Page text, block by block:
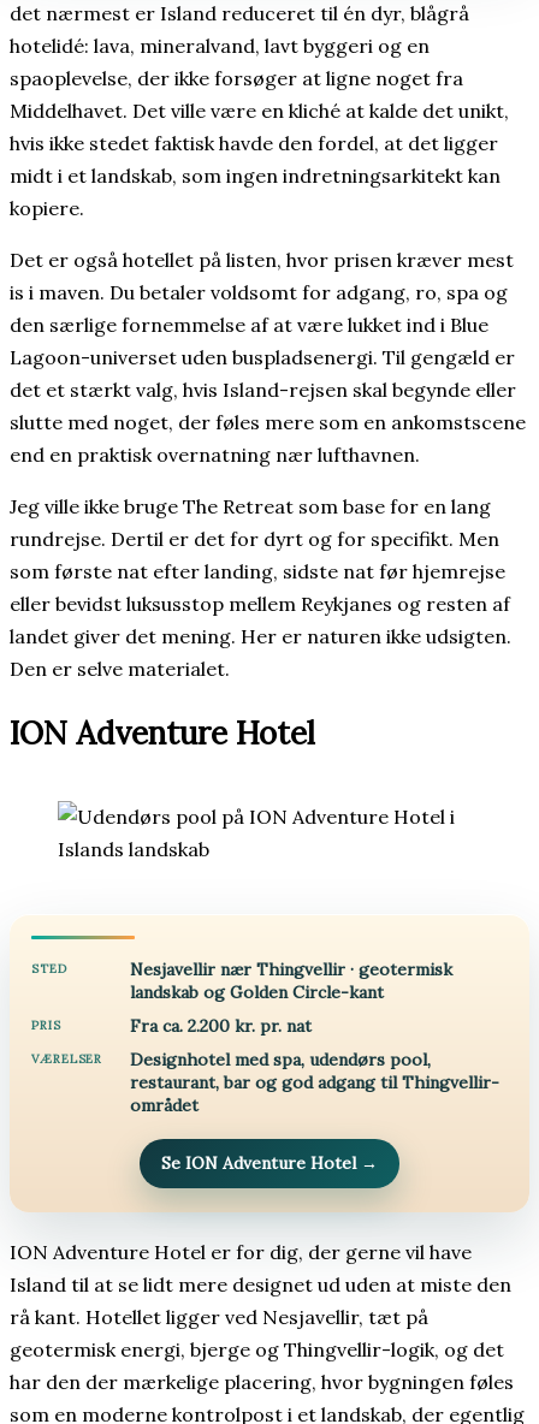
det nærmest er Island reduceret til én dyr, blågrå
hotelidé: lava, mineralvand, lavt byggeri og en
spaoplevelse, der ikke forsøger at ligne noget fra
Middelhavet. Det ville være en kliché at kalde det unikt,
hvis ikke stedet faktisk havde den fordel, at det ligger
midt i et landskab, som ingen indretningsarkitekt kan
kopiere.
Det er også hotellet på listen, hvor prisen kræver mest
is i maven. Du betaler voldsomt for adgang, ro, spa og
den særlige fornemmelse af at være lukket ind i Blue
Lagoon-universet uden buspladsenergi. Til gengæld er
det et stærkt valg, hvis Island-rejsen skal begynde eller
slutte med noget, der føles mere som en ankomstscene
end en praktisk overnatning nær lufthavnen.
Jeg ville ikke bruge The Retreat som base for en lang
rundrejse. Dertil er det for dyrt og for specifikt. Men
som første nat efter landing, sidste nat før hjemrejse
eller bevidst luksusstop mellem Reykjanes og resten af
landet giver det mening. Her er naturen ikke udsigten.
Den er selve materialet.
ION Adventure Hotel
STED
Nesjavellir nær Thingvellir · geotermisk
landskab og Golden Circle-kant
PRIS Fra ca. 2.200 kr. pr. nat
VÆRELSER
Designhotel med spa, udendørs pool,
restaurant, bar og god adgang til Thingvellir-
området
Se ION Adventure Hotel →
ION Adventure Hotel er for dig, der gerne vil have
Island til at se lidt mere designet ud uden at miste den
rå kant. Hotellet ligger ved Nesjavellir, tæt på
geotermisk energi, bjerge og Thingvellir-logik, og det
har den der mærkelige placering, hvor bygningen føles
som en moderne kontrolpost i et landskab, der egentlig